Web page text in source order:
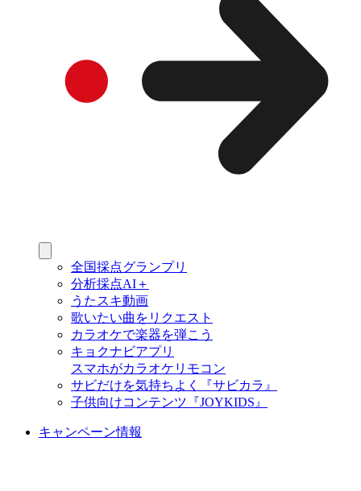
全国採点グランプリ
分析採点AI＋
うたスキ動画
歌いたい曲をリクエスト
カラオケで楽器を弾こう
キョクナビアプリ
スマホがカラオケリモコン
サビだけを気持ちよく『サビカラ』
子供向けコンテンツ『JOYKIDS』
キャンペーン情報